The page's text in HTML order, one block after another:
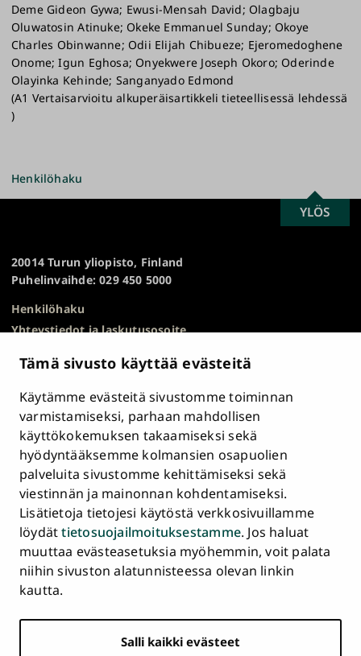
Tämä sivusto käyttää evästeitä
Käytämme evästeitä sivustomme toiminnan
varmistamiseksi, parhaan mahdollisen
käyttökokemuksen takaamiseksi sekä
hyödyntääksemme kolmansien osapuolien
palveluita sivustomme kehittämiseksi sekä
viestinnän ja mainonnan kohdentamiseksi.
Lisätietoja tietojesi käytöstä verkkosivuillamme
löydättietosuojailmoituksestamme. Jos haluat
muuttaa evästeasetuksia myöhemmin, voit palata
niihin sivuston alatunnisteessa olevan linkin
kautta.
Salli kaikki evästeet
Deme Gideon Gywa; Ewusi-Mensah David; Olagbaju
Oluwatosin Atinuke; Okeke Emmanuel Sunday; Okoye
Charles Obinwanne; Odii Elijah Chibueze; Ejeromedoghene
Onome; Igun Eghosa; Onyekwere Joseph Okoro; Oderinde
Olayinka Kehinde; Sanganyado Edmond
(A1 Vertaisarvioitu alkuperäisartikkeli tieteellisessä lehdessä
)
Henkilöhaku
20014 Turun yliopisto, Finland
Puhelinvaihde: 029 450 5000
Henkilöhaku
Yhteystiedot ja laskutusosoite
HR Excellence in Research
Tietosuojailmoitus
Asiakirjajulkisuuskuvaus ja tietopyynnöt
Väärinkäytösepäilyt
Saavutettavuusseloste
Palaute
Intranet ja sähköiset työkalut
Evästeasetukset
Päävalikko
alatunnisteessa
ETUSIVU
Turun
yliopisto
Turun
yliopisto
TurunTurunTurunTurun
SCROLL
TO
YLÖS